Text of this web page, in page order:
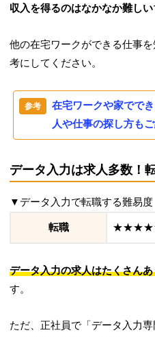
収入を得るのはなかなか難しい
他の在宅ワークができる仕事
考にしてください。
在宅ワークや家でで
人や仕事の探し方も
データ入力は求人多数！
▼データ入力で転職する難易度
転職
データ入力の求人はたくさん
す。
ただ、正社員で「データ入力